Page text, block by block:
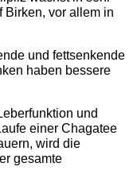
Birken, vor allem in
und fettsenkende
haben bessere
und
einer Chagatee
wird die
gesamte